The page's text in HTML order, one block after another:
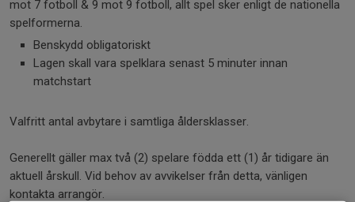
mot 7 fotboll & 9 mot 9 fotboll, allt spel sker enligt de nationella
spelformerna.
Benskydd obligatoriskt
Lagen skall vara spelklara senast 5 minuter innan
matchstart
Valfritt antal avbytare i samtliga åldersklasser.
Generellt gäller max två (2) spelare födda ett (1) år tidigare än
aktuell årskull. Vid behov av avvikelser från detta, vänligen
kontakta arrangör.